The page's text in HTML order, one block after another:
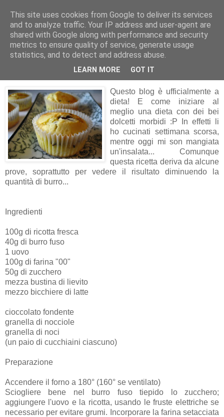
Artravelling
martedì 19 maggio 2009
Muffin di Ricotta e Varianti
Questo blog è ufficialmente a
dieta! E come iniziare al
meglio una dieta con dei bei
dolcetti morbidi :P In effetti li
ho cucinati settimana scorsa,
mentre oggi mi son mangiata
un'insalata... Comunque
questa ricetta deriva da alcune
prove, soprattutto per vedere il risultato diminuendo la
quantità di burro...
Ingredienti
100g di ricotta fresca
40g di burro fuso
1 uovo
100g di farina "00"
50g di zucchero
mezza bustina di lievito
mezzo bicchiere di latte
cioccolato fondente
granella di nocciole
granella di noci
(un paio di cucchiaini ciascuno)
Preparazione
Accendere il forno a 180° (160° se ventilato)
Sciogliere bene nel burro fuso tiepido lo zucchero;
aggiungere l'uovo e la ricotta, usando le fruste elettriche se
necessario per evitare grumi. Incorporare la farina setacciata
This site uses cookies from Google to deliver its services
and to analyze traffic. Your IP address and user-agent are
shared with Google along with performance and security
metrics to ensure quality of service, generate usage
statistics, and to detect and address abuse.
LEARN MORE GOT IT